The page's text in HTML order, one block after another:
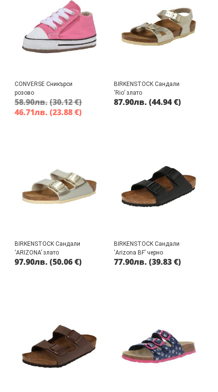
CONVERSE Сникърси
розово
58.90лв.(30.12 €)
46.71лв. (23.88 €)
BIRKENSTOCK Сандали
‘Rio’ злато
87.90лв. (44.94 €)
BIRKENSTOCK Сандали
‘ARIZONA’ злато
97.90лв. (50.06 €)
BIRKENSTOCK Сандали
‘Arizona BF’ черно
77.90лв. (39.83 €)